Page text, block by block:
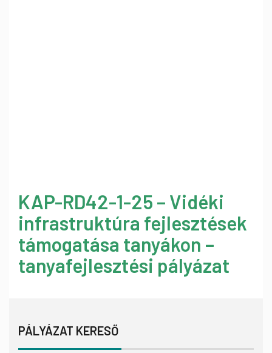
KAP-RD42-1-25 – Vidéki
infrastruktúra fejlesztések
támogatása tanyákon –
tanyafejlesztési pályázat
PÁLYÁZAT KERESŐ